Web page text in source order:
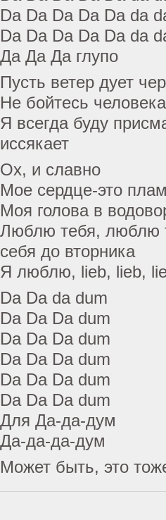
Da Da Da Da Da da
Da Da Da Da Da da
Да Да Да глупо
Пусть ветер дует
Не бойтесь
Я всегда буду
иссякает
Ох, и славно
Мое сердце-это
Моя голова в
Люблю тебя, люблю
себя до вторника
Я люблю, lieb, lieb,
Da Da da dum
Da Da Da dum
Da Da Da dum
Da Da Da dum
Da Da Da dum
Da Da Da dum
Для Да-да-дум
Да-да-да-дум
Может быть, это